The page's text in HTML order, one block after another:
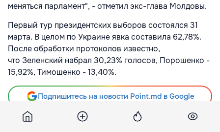
меняться парламент", - отметил экс-глава Молдовы.
Первый тур президентских выборов состоялся 31
марта. В целом по Украине явка составила 62,78%.
После обработки протоколов известно,
что Зеленский набрал 30,23% голосов, Порошенко -
15,92%, Тимошенко - 13,40%.
Подпишитесь на новости Point.md в Google